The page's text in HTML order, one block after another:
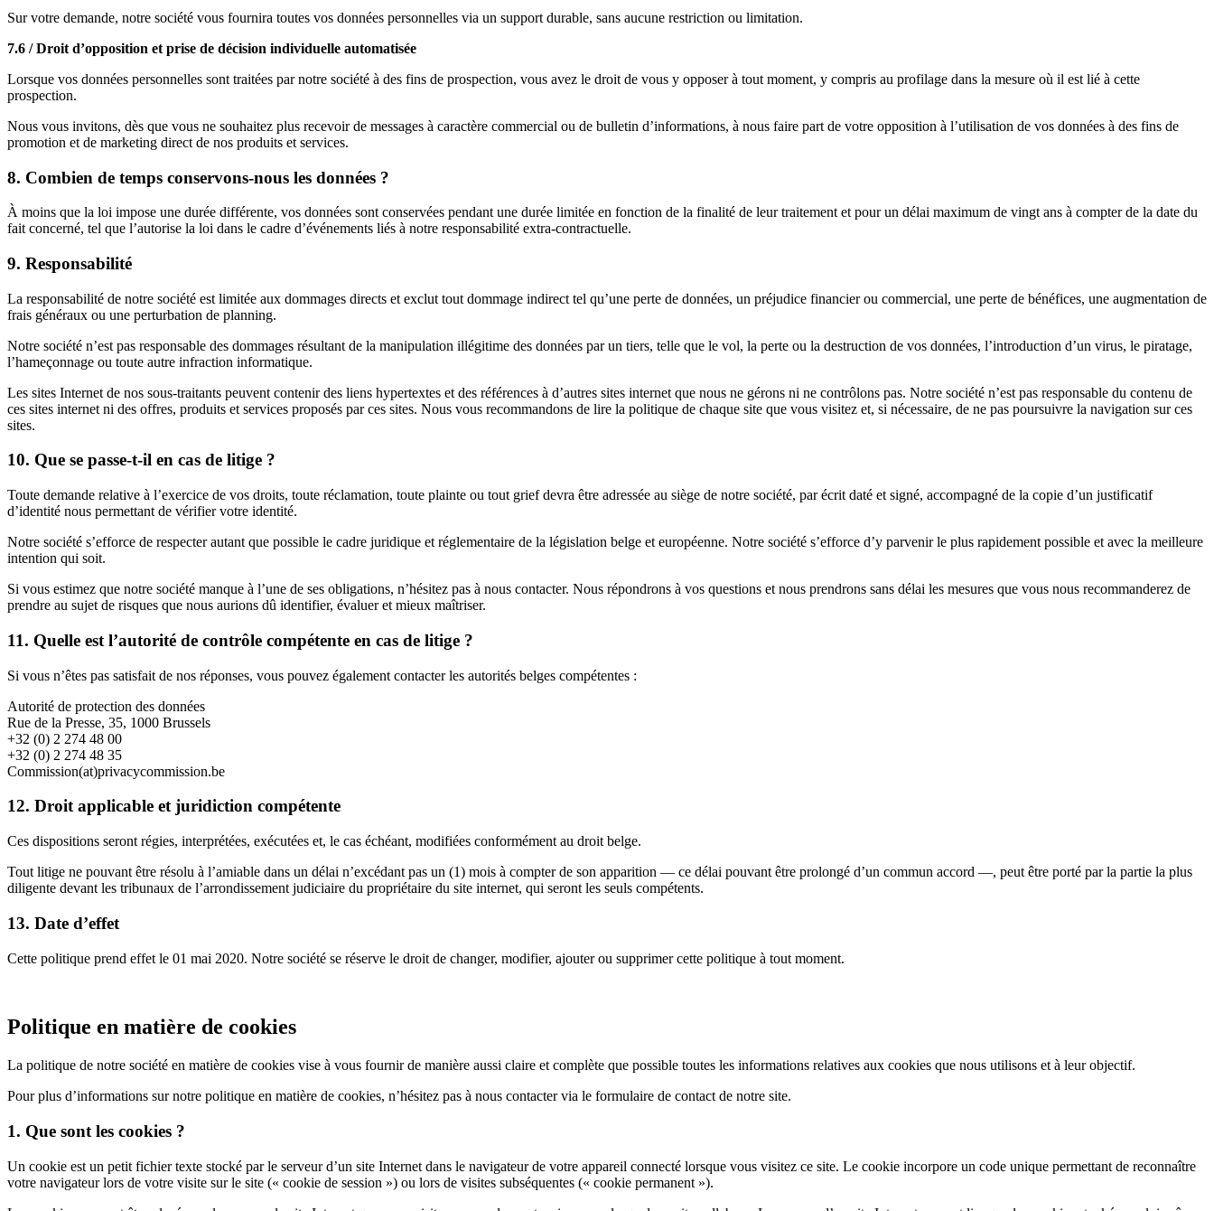
Sur votre demande, notre société vous fournira toutes vos données personnelles via un support durable, sans aucune restriction ou limitation.
7.6 / Droit d’opposition et prise de décision individuelle automatisée
Lorsque vos données personnelles sont traitées par notre société à des fins de prospection, vous avez le droit de vous y opposer à tout moment, y compris au profilage dans la mesure où il est lié à cette
prospection.
Nous vous invitons, dès que vous ne souhaitez plus recevoir de messages à caractère commercial ou de bulletin d’informations, à nous faire part de votre opposition à l’utilisation de vos données à des fins de
promotion et de marketing direct de nos produits et services.
8. Combien de temps conservons-nous les données ?
À moins que la loi impose une durée différente, vos données sont conservées pendant une durée limitée en fonction de la finalité de leur traitement et pour un délai maximum de vingt ans à compter de la date du
fait concerné, tel que l’autorise la loi dans le cadre d’événements liés à notre responsabilité extra-contractuelle.
9. Responsabilité
La responsabilité de notre société est limitée aux dommages directs et exclut tout dommage indirect tel qu’une perte de données, un préjudice financier ou commercial, une perte de bénéfices, une augmentation de
frais généraux ou une perturbation de planning.
Notre société n’est pas responsable des dommages résultant de la manipulation illégitime des données par un tiers, telle que le vol, la perte ou la destruction de vos données, l’introduction d’un virus, le piratage,
l’hameçonnage ou toute autre infraction informatique.
Les sites Internet de nos sous-traitants peuvent contenir des liens hypertextes et des références à d’autres sites internet que nous ne gérons ni ne contrôlons pas. Notre société n’est pas responsable du contenu de
ces sites internet ni des offres, produits et services proposés par ces sites. Nous vous recommandons de lire la politique de chaque site que vous visitez et, si nécessaire, de ne pas poursuivre la navigation sur ces
sites.
10. Que se passe-t-il en cas de litige ?
Toute demande relative à l’exercice de vos droits, toute réclamation, toute plainte ou tout grief devra être adressée au siège de notre société, par écrit daté et signé, accompagné de la copie d’un justificatif
d’identité nous permettant de vérifier votre identité.
Notre société s’efforce de respecter autant que possible le cadre juridique et réglementaire de la législation belge et européenne. Notre société s’efforce d’y parvenir le plus rapidement possible et avec la meilleure
intention qui soit.
Si vous estimez que notre société manque à l’une de ses obligations, n’hésitez pas à nous contacter. Nous répondrons à vos questions et nous prendrons sans délai les mesures que vous nous recommanderez de
prendre au sujet de risques que nous aurions dû identifier, évaluer et mieux maîtriser.
11. Quelle est l’autorité de contrôle compétente en cas de litige ?
Si vous n’êtes pas satisfait de nos réponses, vous pouvez également contacter les autorités belges compétentes :
Autorité de protection des données
Rue de la Presse, 35, 1000 Brussels
+32 (0) 2 274 48 00
+32 (0) 2 274 48 35
Commission(at)privacycommission.be
12. Droit applicable et juridiction compétente
Ces dispositions seront régies, interprétées, exécutées et, le cas échéant, modifiées conformément au droit belge.
Tout litige ne pouvant être résolu à l’amiable dans un délai n’excédant pas un (1) mois à compter de son apparition — ce délai pouvant être prolongé d’un commun accord —, peut être porté par la partie la plus
diligente devant les tribunaux de l’arrondissement judiciaire du propriétaire du site internet, qui seront les seuls compétents.
13. Date d’effet
Cette politique prend effet le 01 mai 2020. Notre société se réserve le droit de changer, modifier, ajouter ou supprimer cette politique à tout moment.
Politique en matière de cookies
La politique de notre société en matière de cookies vise à vous fournir de manière aussi claire et complète que possible toutes les informations relatives aux cookies que nous utilisons et à leur objectif.
Pour plus d’informations sur notre politique en matière de cookies, n’hésitez pas à nous contacter via le formulaire de contact de notre site.
1. Que sont les cookies ?
Un cookie est un petit fichier texte stocké par le serveur d’un site Internet dans le navigateur de votre appareil connecté lorsque vous visitez ce site. Le cookie incorpore un code unique permettant de reconnaître
votre navigateur lors de votre visite sur le site (« cookie de session ») ou lors de visites subséquentes (« cookie permanent »).